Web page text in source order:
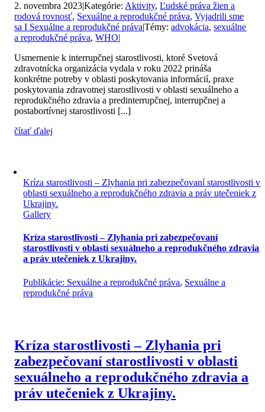
2. novembra 2023|Kategórie: Aktivity,Ľudské práva žien a
rodová rovnosť, Sexuálne a reprodukčné práva,Vyjadrili sme
sa I Sexuálne a reprodukčné práva|Témy:advokácia,sexuálne
a reprodukčné práva,WHO|
Usmernenie k interrupčnej starostlivosti, ktoré Svetová
zdravotnícka organizácia vydala v roku 2022 prináša
konkrétne potreby v oblasti poskytovania informácií, praxe
poskytovania zdravotnej starostlivosti v oblasti sexuálneho a
reprodukčného zdravia a predinterrupčnej, interrupčnej a
postabortívnej starostlivosti [...]
čítať ďalej
Kríza starostlivosti – Zlyhania pri zabezpečovaní starostlivosti v
oblasti sexuálneho a reprodukčného zdravia a práv utečeniek z
Ukrajiny.
Gallery
Kríza starostlivosti – Zlyhania pri zabezpečovaní
starostlivosti v oblasti sexuálneho a reprodukčného zdravia
a práv utečeniek z Ukrajiny.
Publikácie: Sexuálne a reprodukčné práva, Sexuálne a
reprodukčné práva
Kríza starostlivosti – Zlyhania pri
zabezpečovaní starostlivosti v oblasti
sexuálneho a reprodukčného zdravia a
práv utečeniek z Ukrajiny.